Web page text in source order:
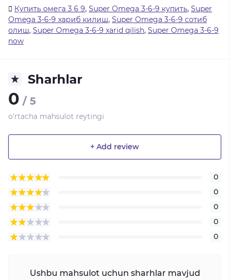
Купить омега 3 6 9, Super Omega 3-6-9 купить, Super
Omega 3-6-9 хариб килиш, Super Omega 3-6-9 сотиб
олиш, Super Omega 3-6-9 xarid qilish, Super Omega 3-6-9
now
Sharhlar
0 / 5
o'rtacha mahsulot reytingi
+ Add review
0
0
0
0
0
Ushbu mahsulot uchun sharhlar mavjud